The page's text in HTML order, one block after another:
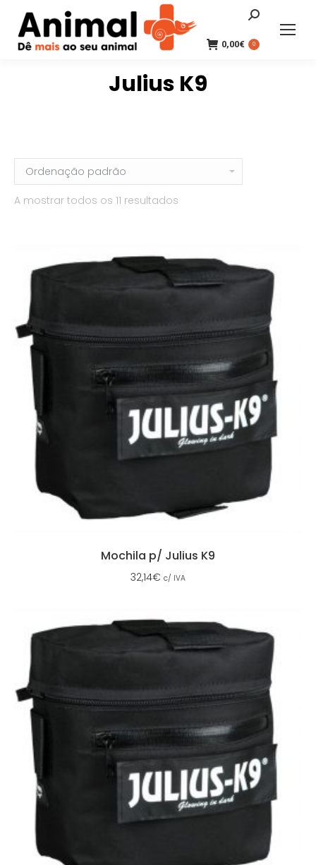
Search:
0,00€ 0
Julius K9
A mostrar todos os 11 resultados
Mochila p/ Julius K9
32,14€ c/ IVA